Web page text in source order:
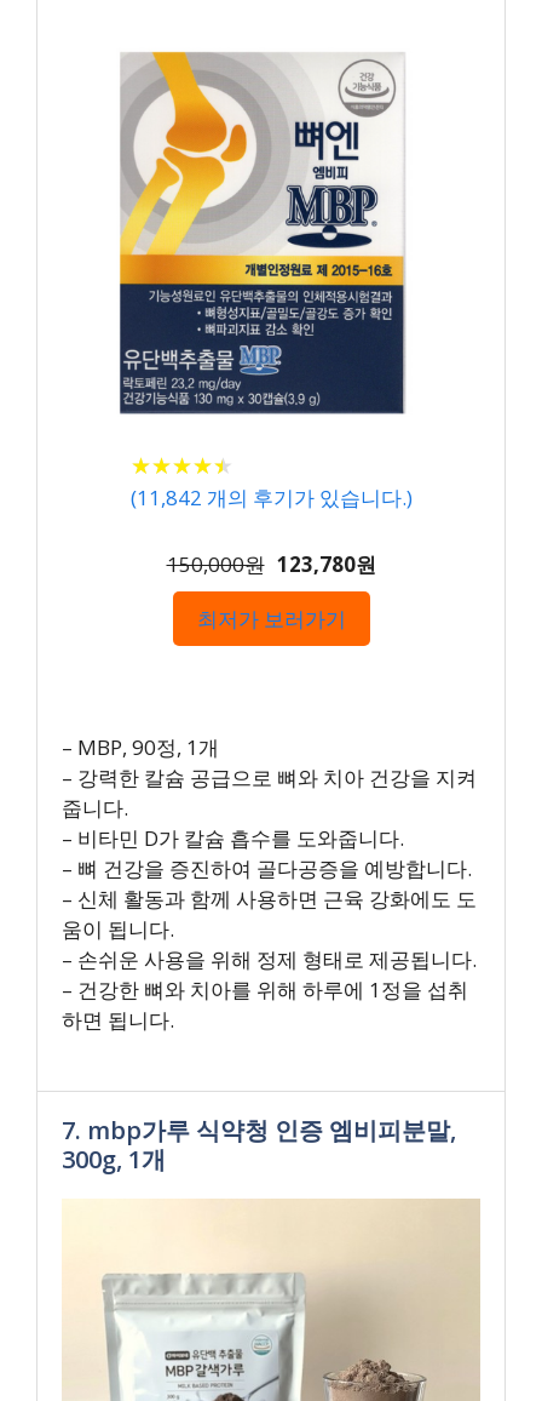
★★★★★
★★★★★
(11,842 개의 후기가 있습니다.)
150,000원 123,780원
최저가 보러가기
– MBP, 90정, 1개
– 강력한 칼슘 공급으로 뼈와 치아 건강을 지켜
줍니다.
– 비타민 D가 칼슘 흡수를 도와줍니다.
– 뼈 건강을 증진하여 골다공증을 예방합니다.
– 신체 활동과 함께 사용하면 근육 강화에도 도
움이 됩니다.
– 손쉬운 사용을 위해 정제 형태로 제공됩니다.
– 건강한 뼈와 치아를 위해 하루에 1정을 섭취
하면 됩니다.
7. mbp가루 식약청 인증 엠비피분말,
300g, 1개